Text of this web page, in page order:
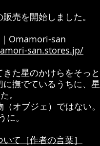
売を開始しました。
Omamori-san​
san.stores.jp/
た星のかけらをそっ
撫でているうちに、
。
（オブジェ）ではない
。
て［作者の言葉］